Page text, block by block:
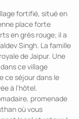
fortifié, situé en
place forte
en grès rouge; il a
Singh. La famille
de Jaipur. Une
ce village
ce séjour dans le
à l’hôtel.
promenade
où vous